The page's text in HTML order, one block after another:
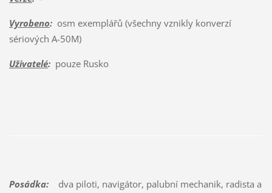
Vyrobeno:osm exemplářů (všechny vznikly konverzí
sériových A-50M)
Uživatelé:pouze Rusko
Posádka:dva piloti, navigátor, palubní mechanik, radista a